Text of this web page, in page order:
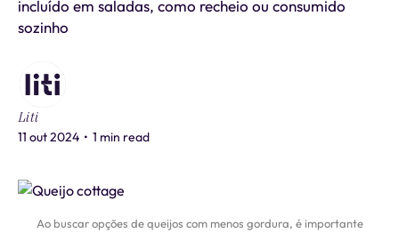
incluído em saladas, como recheio ou consumido
sozinho
Liti
11 out 2024 • 1 min read
Ao buscar opções de queijos com menos gordura, é importante